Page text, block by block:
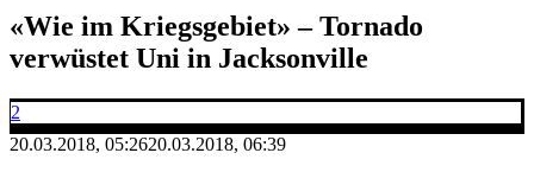
«Wie im Kriegsgebiet» – Tornado
verwüstet Uni in Jacksonville
2
20.03.2018, 05:2620.03.2018, 06:39